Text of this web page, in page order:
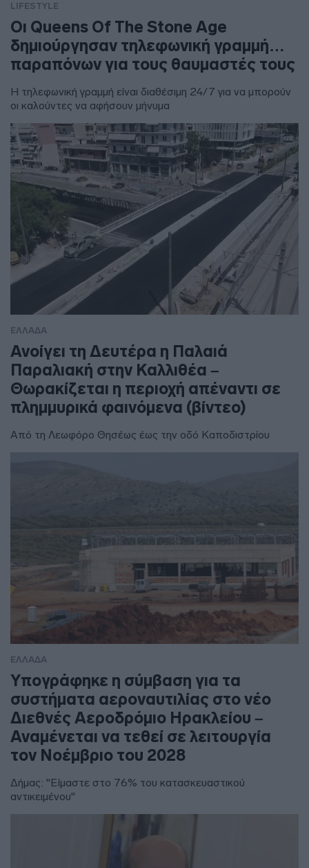
LIFESTYLE
Οι Queens Of The Stone Age
δημιούργησαν τηλεφωνική γραμμή…
παραπόνων για τους θαυμαστές τους
Η τηλεφωνική γραμμή είναι διαθέσιμη 24/7 για να μπορούν
οι καλούντες να αφήσουν μήνυμα
ΕΛΛΑΔΑ
Ανοίγει τη Δευτέρα η Παλαιά
Παραλιακή στην Καλλιθέα –
Θωρακίζεται η περιοχή απέναντι σε
πλημμυρικά φαινόμενα (βίντεο)
Από τη Λεωφόρο Θησέως έως την οδό Καποδιστρίου
ΕΛΛΑΔΑ
Υπογράφηκε η σύμβαση για τα
συστήματα αεροναυτιλίας στο νέο
Διεθνές Αεροδρόμιο Ηρακλείου –
Αναμένεται να τεθεί σε λειτουργία
τον Νοέμβριο του 2028
Δήμας: "Είμαστε στο 76% του κατασκευαστικού
αντικειμένου"